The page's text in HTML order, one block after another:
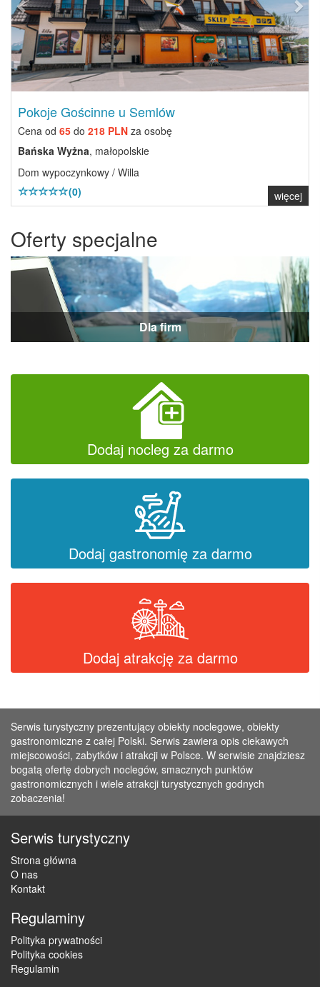
Pokoje Gościnne u Semlów
Cena od 65 do 218 PLN za osobę
Bańska Wyżna, małopolskie
Dom wypoczynkowy / Willa
(0)
więcej
Oferty specjalne
Dla firm
Dodaj nocleg za darmo
Dodaj gastronomię za darmo
Dodaj atrakcję za darmo
Serwis turystyczny prezentujący obiekty noclegowe, obiekty
gastronomiczne z całej Polski. Serwis zawiera opis ciekawych
miejscowości, zabytków i atrakcji w Polsce. W serwisie znajdziesz
bogatą ofertę dobrych noclegów, smacznych punktów
gastronomicznych i wiele atrakcji turystycznych godnych
zobaczenia!
Serwis turystyczny
Strona główna
O nas
Kontakt
Regulaminy
Polityka prywatności
Polityka cookies
Regulamin